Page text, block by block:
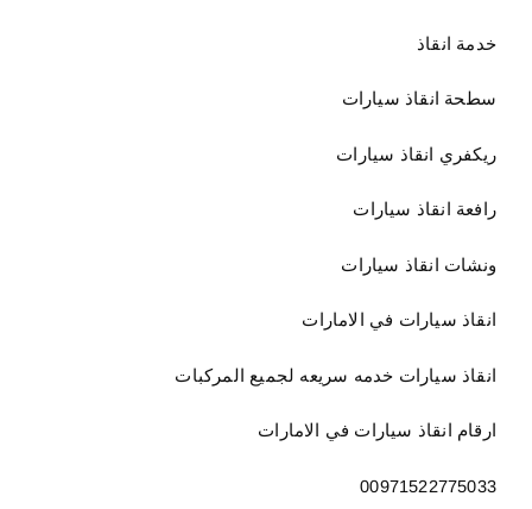
خدمة انقاذ
سطحة انقاذ سيارات
ريكفري انقاذ سيارات
رافعة انقاذ سيارات
ونشات انقاذ سيارات
انقاذ سيارات في الامارات
انقاذ سيارات خدمه سريعه لجميع المركبات
ارقام انقاذ سيارات في الامارات
00971522775033